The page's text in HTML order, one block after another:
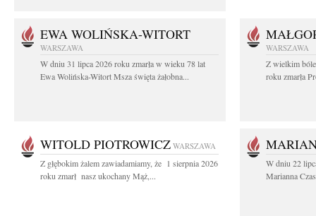
EWA WOLIŃSKA-WITORT
WARSZAWA
W dniu 31 lipca 2026 roku zmarła w wieku 78 lat
Ewa Wolińska-Witort Msza święta żałobna...
WARSZAWA
Z wielkim
roku zmarła
WITOLD PIOTROWICZ WARSZAWA
Z głębokim żalem zawiadamiamy, że 1 sierpnia 2026
roku zmarł nasz ukochany Mąż,...
W dniu 22
Marianna